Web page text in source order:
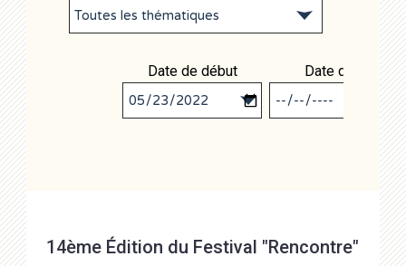
Date de début Date de fin
14ème Édition du Festival "Rencontre"